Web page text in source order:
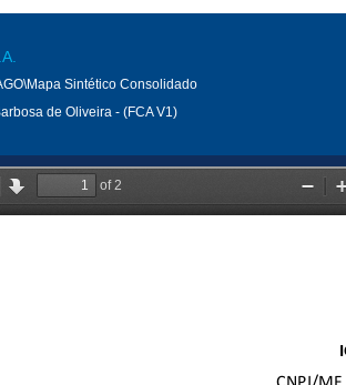
Sintético Consolidado
de Oliveira - (FCA V1)